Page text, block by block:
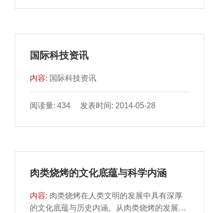
国际科技资讯
内容: 国际科技资讯
阅读量: 434 发表时间: 2014-05-28
肉类烧烤的文化底蕴与科学内涵
内容: 肉类烧烤在人类文明的发展中具有深厚
的文化底蕴与历史内涵。从肉类烧烤的发展历